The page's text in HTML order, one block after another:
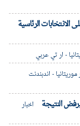
الانتخابات الرئاسية
- ار تي عربي
موريتانيا - اندبندنت
يرفض النتيجة
اخبار